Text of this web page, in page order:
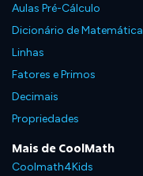
Aulas Pré-Cálculo
Dicionário de Matemática
Linhas
Fatores e Primos
Decimais
Propriedades
Mais de CoolMath
Coolmath4Kids